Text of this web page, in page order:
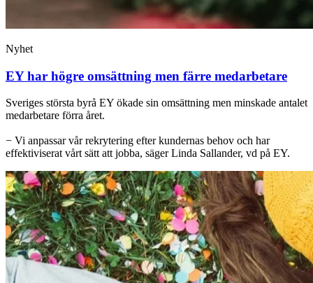
Nyhet
EY har högre omsättning men färre medarbetare
Sveriges största byrå EY ökade sin omsättning men minskade antalet
medarbetare förra året.
− Vi anpassar vår rekrytering efter kundernas behov och har
effektiviserat vårt sätt att jobba, säger Linda Sallander, vd på EY.